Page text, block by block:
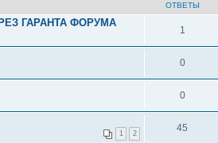
ОТВЕТЫ
ГАРАНТА ФОРУМА
1
0
0
1 2 45